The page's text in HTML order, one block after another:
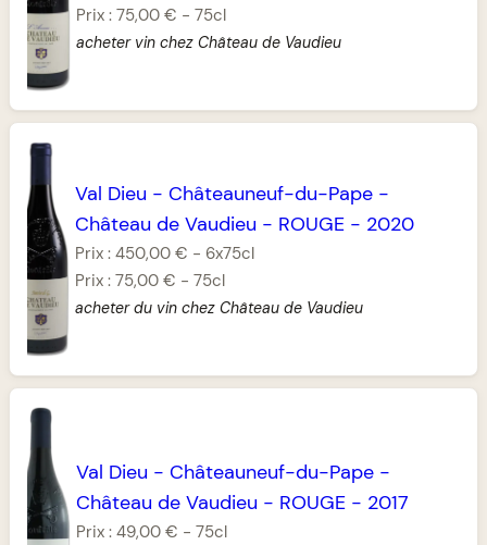
Prix :75,00 € -75cl
acheter vin chez Château de Vaudieu
Val Dieu - Châteauneuf-du-Pape -
Château de Vaudieu - ROUGE - 2020
Prix :450,00 € - 6x75cl
Prix :75,00 € -75cl
acheter du vin chez Château de Vaudieu
Val Dieu - Châteauneuf-du-Pape-
Château de Vaudieu - ROUGE- 2017
Prix : 49,00 € - 75cl